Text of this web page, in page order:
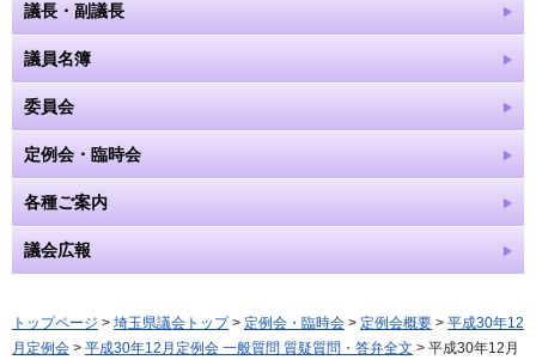
議長・副議長
議員名簿
委員会
定例会・臨時会
各種ご案内
議会広報
トップページ > 埼玉県議会トップ> 定例会・臨時会 > 定例会概要 > 平成30年12
月定例会 > 平成30年12月定例会 一般質問 質疑質問・答弁全文 > 平成30年12月